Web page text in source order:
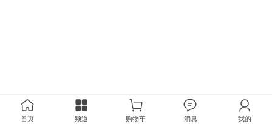
首页 频道 购物车 消息 我的